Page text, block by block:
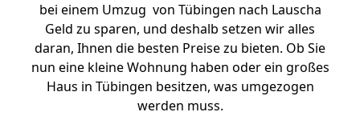
bei einem Umzug von Tübingen nach Lauscha
Geld zu sparen, und deshalb setzen wir alles
daran, Ihnen die besten Preise zu bieten. Ob Sie
nun eine kleine Wohnung haben oder ein großes
Haus in Tübingen besitzen, was umgezogen
werden muss.